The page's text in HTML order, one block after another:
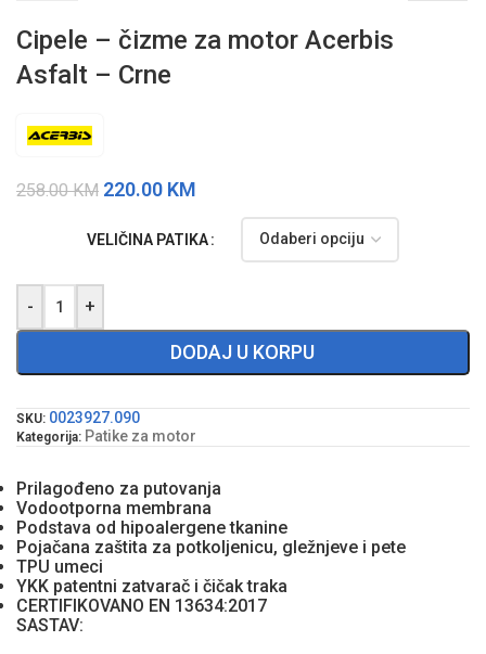
Cipele – čizme za motor Acerbis
Asfalt – Crne
258.00KM 220.00 KM
VELIČINA PATIKA
- +
DODAJ U KORPU
SKU: 0023927.090
Kategorija: Patike za motor
Prilagođeno za putovanja
Vodootporna membrana
Podstava od hipoalergene tkanine
Pojačana zaštita za potkoljenicu, gležnjeve i pete
TPU umeci
YKK patentni zatvarač i čičak traka
CERTIFIKOVANO EN 13634:2017
SASTAV: